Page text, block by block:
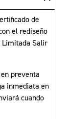
de
el rediseño
Limitada Salir
preventa
inmediata en
cuando